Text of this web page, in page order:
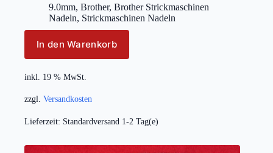
9.0mm, Brother, Brother Strickmaschinen
Nadeln, Strickmaschinen Nadeln
In den Warenkorb
inkl. 19 % MwSt.
zzgl. Versandkosten
Lieferzeit: Standardversand 1-2 Tag(e)